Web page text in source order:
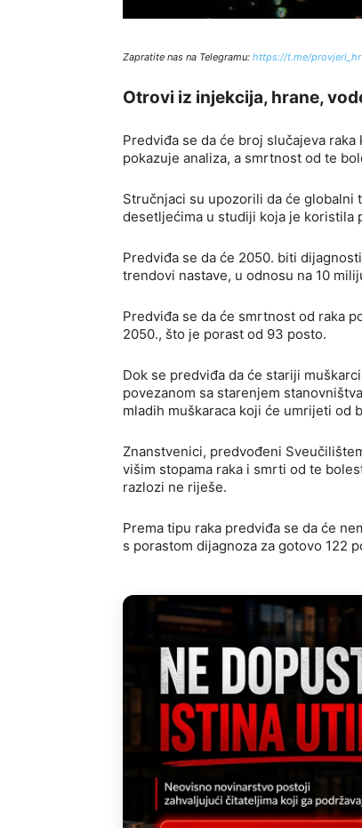
Zapratite nas na Telegramu: https://t.me/provjeri_hr
Otrovi iz injekcija, hrane,
Predviđa se da će broj slučajeva
pokazuje analiza, a smrtnost od te
Stručnjaci su upozorili da će globalni
desetljećima u studiji koja je koristila
Predviđa se da će 2050. biti
trendovi nastave, u odnosu na 10
Predviđa se da će smrtnost od raka
2050., što je porast od 93 posto.
Dok se predviđa da će stariji
povezanom sa starenjem
mladih muškaraca koji će umrijeti od
Znanstvenici, predvođeni
višim stopama raka i smrti od te
razlozi ne riješe.
Prema tipu raka predviđa se da će
s porastom dijagnoza za gotovo 122